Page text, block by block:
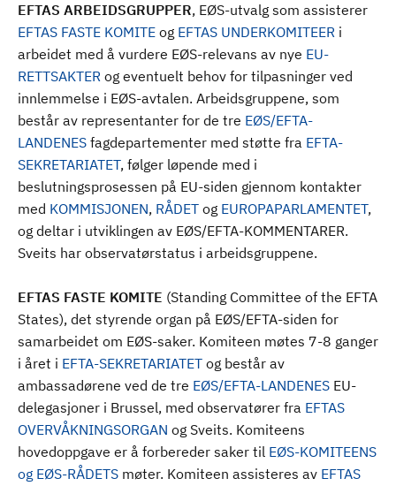
EFTAS ARBEIDSGRUPPER, EØS-utvalg som assisterer
EFTAS FASTE KOMITE og EFTAS UNDERKOMITEER i
arbeidet med å vurdere EØS-relevans av nye EU-
RETTSAKTER og eventuelt behov for tilpasninger ved
innlemmelse i EØS-avtalen. Arbeidsgruppene, som
består av representanter for de tre EØS/EFTA-
LANDENES fagdepartementer med støtte fra EFTA-
SEKRETARIATET, følger løpende med i
beslutningsprosessen på EU-siden gjennom kontakter
med KOMMISJONEN, RÅDET og EUROPAPARLAMENTET,
og deltar i utviklingen av EØS/EFTA-KOMMENTARER.
Sveits har observatørstatus i arbeidsgruppene.
EFTAS FASTE KOMITE (Standing Committee of the EFTA
States), det styrende organ på EØS/EFTA-siden for
samarbeidet om EØS-saker. Komiteen møtes 7-8 ganger
i året i EFTA-SEKRETARIATET og består av
ambassadørene ved de tre EØS/EFTA-LANDENES EU-
delegasjoner i Brussel, med observatører fra EFTAS
OVERVÅKNINGSORGAN og Sveits. Komiteens
hovedoppgave er å forbereder saker til EØS-KOMITEENS
og EØS-RÅDETS møter. Komiteen assisteres av EFTAS